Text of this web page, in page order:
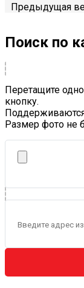
Предыдущая
Поиск по
Перетащите
кнопку.
Размер фото не